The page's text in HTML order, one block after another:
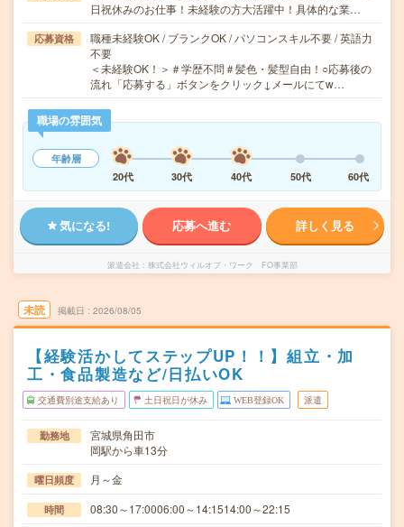
日祝休みのお仕事！未経験の方大活躍中！具体的な業…
応募資格
職種未経験OK / ブランクOK / パソコンスキル不要 / 英語力
不要
＜未経験OK！＞＃学歴不問＃髪色・髪型自由！○応募後の
流れ「応募する」ボタンをクリック↓メールにてw…
職場の雰囲気
年齢層
20代
30代 40代 50代 60代
気になる! 応募へ進む 詳しく見る
派遣会社 株式会社ウィルオブ・ワーク FO事業部
未読 掲載日 2026/08/05
【経験活かしてステップUP！！】組立・加
工・食品製造など/日払いOK
交通費別途支給あり 土日祝日が休み WEB登録OK 派遣
勤務地
宮城県角田市
岡駅から車13分
曜日頻度 月～金
時間 08:30～17:0006:00～14:1514:00～22:15